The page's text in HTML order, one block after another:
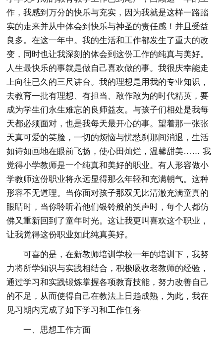
作，我感到万分的快乐与充实，因为我就是这样一路踏
实的走来并从中体会到快乐与神圣的责任感！并且受益
良多。在这一年中。我的生活和工作都发生了重大的改
变，同时也让我深刻的体会到这份工作的纯真与美好。
人生最快乐的事就是做自己喜欢做的事。我很庆幸能走
上向往已久的三尺讲台。我的理想是用我的专业知识，
去教育一批有理想、有担当、敢作敢为的时代精英，要
成为学生们永生难忘的良师益友。与孩子们相处是我每
天都必须面对，也是我每天最开心的事。望着那一张张
天真可爱的笑脸，一切的烦恼与忧愁刹那间消退，生活
如诗如画地在眼前飞扬，使心田灿烂，温馨甜美…… 我
觉得小学教师是一个纯真和美好的职业。有人形容做小
学教师这份职业将永远显得那么年轻和充满朝气。这种
形容不无道理。当你面对孩子那双无比清澈充满童真的
眼睛时，当你聆听着他们银铃般的笑声时，每个人都仿
佛又重新回到了童年时光。这让我更叫喜欢这个职业，
让我觉得这份职业如此纯真美好。
可喜的是，在新教师培训学校一年的培训下，我努
力将所学知识与实践相结合，积极吸收老教师的经验，
通过学习和实践锻炼掌握各项教育技能，努力改善自己
的不足，从而使得自己在教法上日趋成熟，为此，我在
见习期内完成了如下学习和工作任务
一、思想工作方面